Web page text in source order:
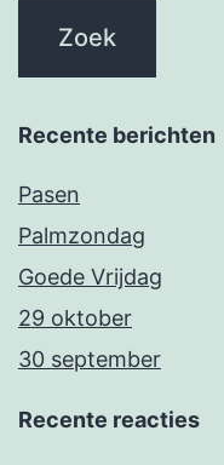
Recente berichten
Pasen
Palmzondag
Goede Vrijdag
29 oktober
30 september
Recente reacties